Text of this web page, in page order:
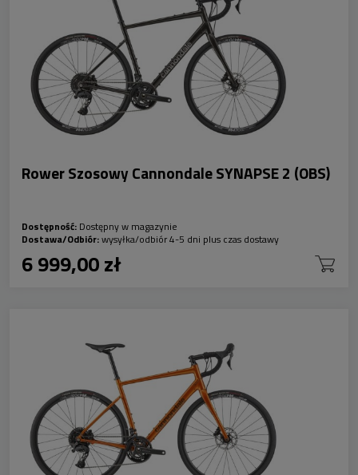
Rower Szosowy Cannondale SYNAPSE 2 (OBS)
Dostępność: Dostępny w magazynie
Dostawa/Odbiór:wysyłka/odbiór 4-5 dni plus czas dostawy
6 999,00 zł